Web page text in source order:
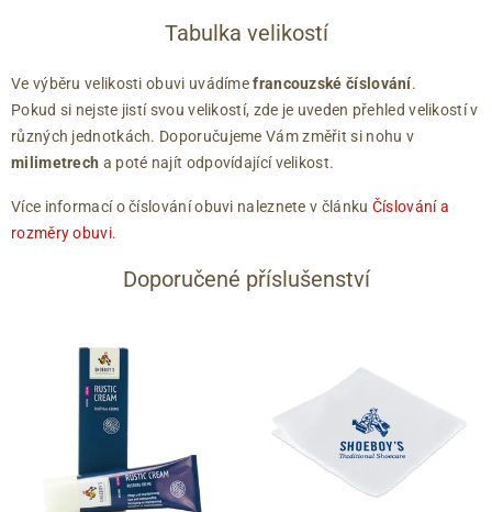
Tabulka velikostí
Ve výběru velikosti obuvi uvádímefrancouzské číslování.
Pokud si nejste jistí svou velikostí, zde je uveden přehled velikostí v
různých jednotkách. Doporučujeme Vám změřit si nohu v
milimetrech a poté najít odpovídající velikost.
Více informací o číslování obuvi naleznete v článku Číslování a
rozměry obuvi.
Doporučené příslušenství